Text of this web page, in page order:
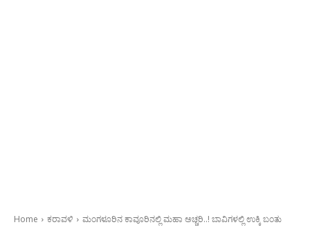
Home ಕರಾವಳಿ
ಮಂಗಳೂರಿನ ಕಾವೂರಿನಲ್ಲಿ ಮಹಾ ಅಚ್ಚರಿ..! ಬಾವಿಗಳಲ್ಲಿ ಉಕ್ಕಿ ಬಂತು